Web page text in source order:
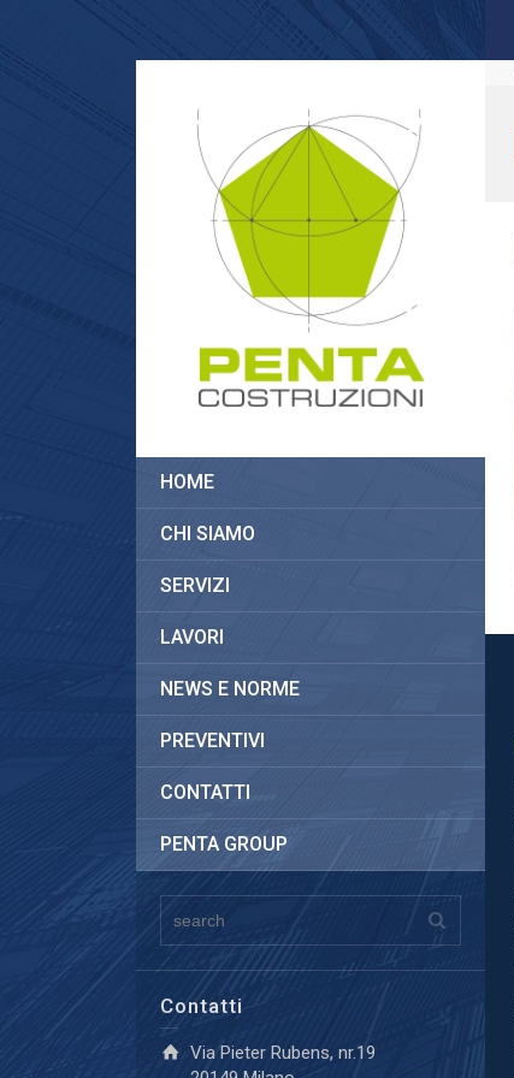
HOME
CHI SIAMO
SERVIZI
LAVORI
NEWS E NORME
PREVENTIVI
CONTATTI
PENTA GROUP
Contatti
Via Pieter Rubens, nr.19